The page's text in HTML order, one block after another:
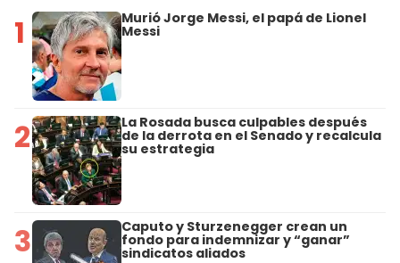
1 Murió Jorge Messi, el papá de Lionel
Messi
2 La Rosada busca culpables después
de la derrota en el Senado y recalcula
su estrategia
3 Caputo y Sturzenegger crean un
fondo para indemnizar y “ganar”
sindicatos aliados